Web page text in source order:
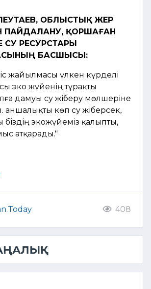
ОБЛЫСТЫҚ ЖЕР
ПАЙДАЛАНУ, ҚОРШАҒАН
СУ РЕСУРСТАРЫ
БАСШЫСЫ:
жайылмасы үлкен күрделі
эко жүйенің тұрақты
дамуы су жіберу мөлшеріне
Қаншалықты көп су жіберсек,
экожүйеміз қалыпты,
атқарады."
408